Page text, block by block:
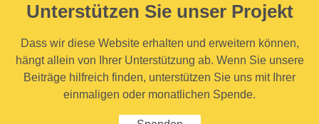
Unterstützen Sie unser Projekt
Dass wir diese Website erhalten und erweitern können,
hängt allein von Ihrer Unterstützung ab. Wenn Sie unsere
Beiträge hilfreich finden, unterstützen Sie uns mit Ihrer
einmaligen oder monatlichen Spende.